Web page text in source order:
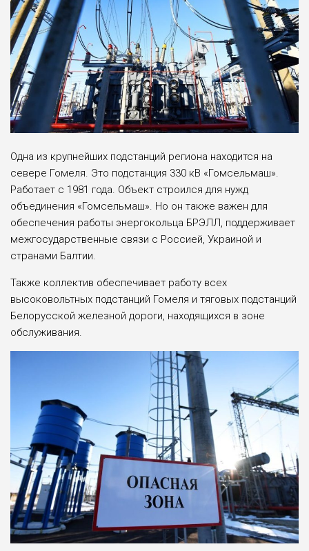
Одна из крупнейших подстанций региона находится на
севере Гомеля. Это подстанция 330 кВ «Гомсельмаш».
Работает с 1981 года. Объект строился для нужд
объединения «Гомсельмаш». Но он также важен для
обеспечения работы энергокольца БРЭЛЛ, поддерживает
межгосударственные связи с Россией, Украиной и
странами Балтии.
Также коллектив обеспечивает работу всех
высоковольтных подстанций Гомеля и тяговых подстанций
Белорусской железной дороги, находящихся в зоне
обслуживания.